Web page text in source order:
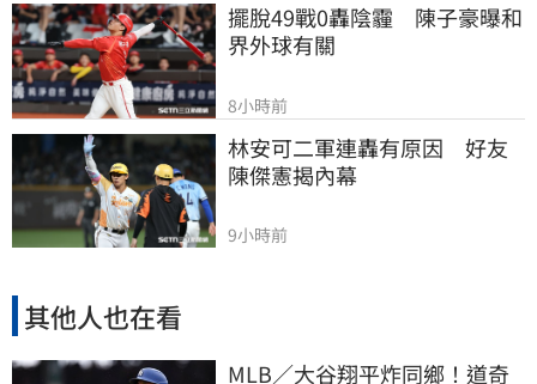
擺脫49戰0轟陰霾　陳子豪曝和
界外球有關
8小時前
林安可二軍連轟有原因　好友
陳傑憲揭內幕
9小時前
其他人也在看
MLB／大谷翔平炸同鄉！道奇